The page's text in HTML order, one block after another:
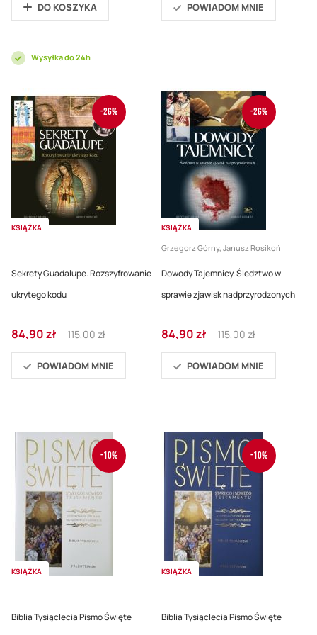
DO KOSZYKA
Wysyłka do 24h
POWIADOM MNIE
-26%
KSIĄŻKA
Sekrety Guadalupe. Rozszyfrowanie
ukrytego kodu
Cena
promocyjna
84,90 zł
Regular
Price
115,00 zł
POWIADOM MNIE
-26%
KSIĄŻKA
Grzegorz Górny, Janusz Rosikoń
Dowody Tajemnicy. Śledztwo w
sprawie zjawisk nadprzyrodzonych
Cena
promocyjna
84,90 zł
Regular
Price
115,00 zł
POWIADOM MNIE
-10%
KSIĄŻKA
Biblia Tysiąclecia Pismo Święte
-10%
KSIĄŻKA
Biblia Tysiąclecia Pismo Święte